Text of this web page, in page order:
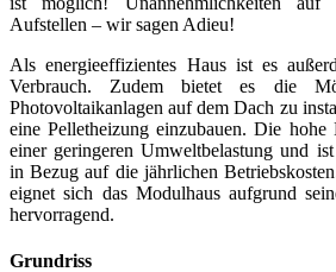
Aufstellen – wir sagen Adieu!
Als energieeffizientes Haus ist es
Verbrauch. Zudem bietet es die
Photovoltaikanlagen auf dem Dach zu
eine Pelletheizung einzubauen. Die
einer geringeren Umweltbelastung und
in Bezug auf die jährlichen
eignet sich das Modulhaus aufgrund
hervorragend.
Grundriss